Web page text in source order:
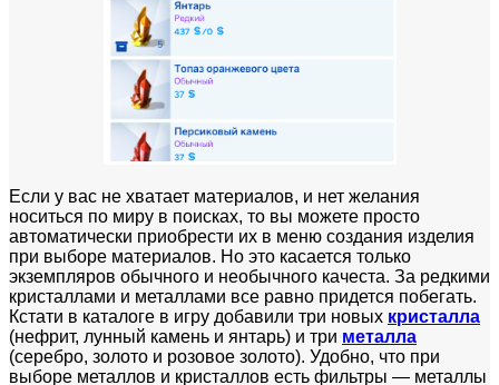
Если у вас не хватает материалов, и нет желания
носиться по миру в поисках, то вы можете просто
автоматически приобрести их в меню создания изделия
при выборе материалов. Но это касается только
экземпляров обычного и необычного качеста. За редкими
кристаллами и металлами все равно придется побегать.
Кстати в каталоге в игру добавили три новых кристалла
(нефрит, лунный камень и янтарь) и три металла
(серебро, золото и розовое золото). Удобно, что при
выборе металлов и кристаллов есть фильтры — металлы